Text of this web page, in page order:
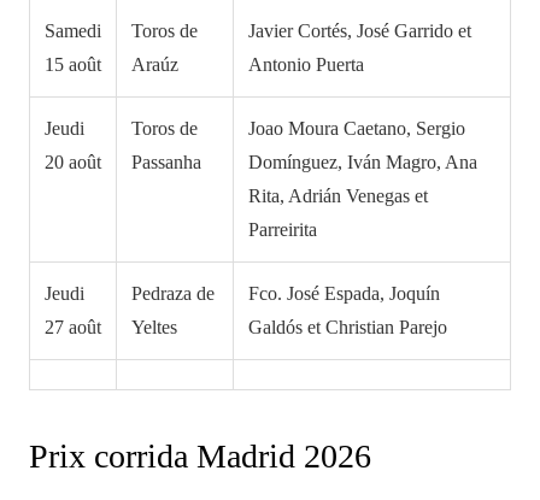
Samedi
15 août
Toros de
Araúz
Javier Cortés, José Garrido et
Antonio Puerta
Jeudi
20 août
Toros de
Passanha
Joao Moura Caetano, Sergio
Domínguez, Iván Magro, Ana
Rita, Adrián Venegas et
Parreirita
Jeudi
27 août
Pedraza de
Yeltes
Fco. José Espada, Joquín
Galdós et Christian Parejo
Prix corrida Madrid 2026